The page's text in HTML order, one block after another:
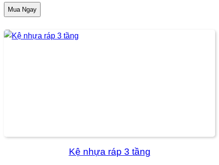
Mua Ngay
Kệ nhựa ráp 3 tầng